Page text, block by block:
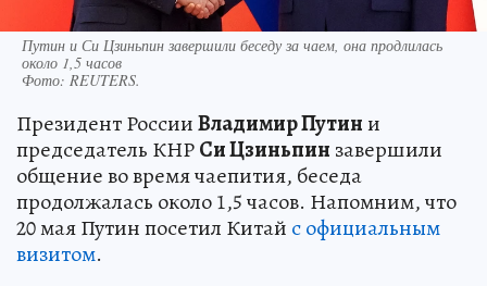
Путин и Си Цзиньпин завершили беседу за чаем, она продлилась
около 1,5 часов
Фото: REUTERS.
Президент РоссииВладимир Путини
председатель КНРСи Цзиньпин завершили
общение во время чаепития, беседа
продолжалась около 1,5 часов. Напомним, что
20 мая Путин посетил Китай с официальным
визитом.